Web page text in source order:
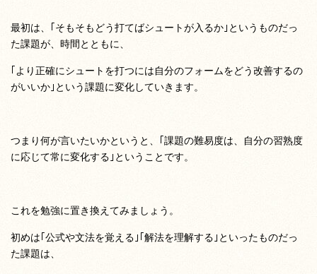
最初は、｢そもそもどう打てばシュートが入るか｣というものだっ
た課題が、時間とともに、
｢より正確にシュートを打つには自分のフォームをどう改善するの
がいいか｣という課題に変化していきます。
つまり何が言いたいかというと、｢課題の難易度は、自分の習熟度
に応じて常に変化する｣ということです。
これを勉強に置き換えてみましょう。
初めは｢公式や文法を覚える｣｢解法を理解する｣といったものだっ
た課題は、